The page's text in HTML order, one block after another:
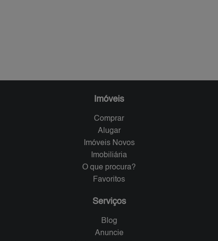
Imóveis
Comprar
Alugar
Imóveis Novos
Imobiliária
O que procura?
Favoritos
Serviços
Blog
Anuncie